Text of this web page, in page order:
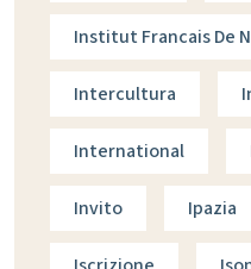
Institut Francais De
Intercultura
International
Invito Ipazia